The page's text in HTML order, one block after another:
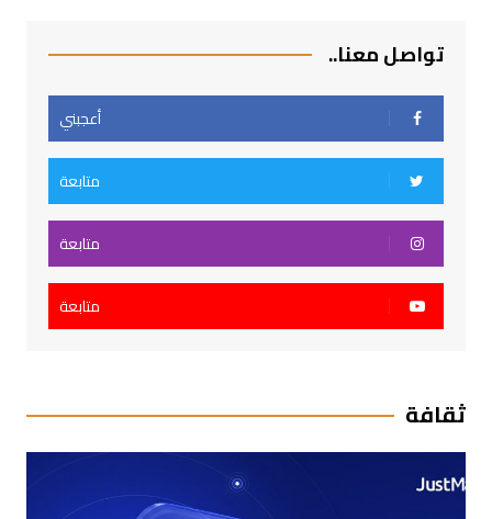
تواصل معنا..
أعجبني
متابعة
متابعة
متابعة
ثقافة